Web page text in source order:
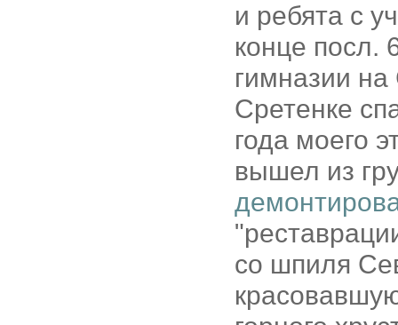
и ребята с
конце посл.
гимназии
Сретенке
года моего
вышел из
со шпиля